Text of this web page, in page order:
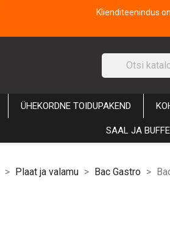
Klienditeenindus
ÜHEKORDNE TOIDUPAKEND
SAAL JA
Plaat ja valamu Bac Gastro